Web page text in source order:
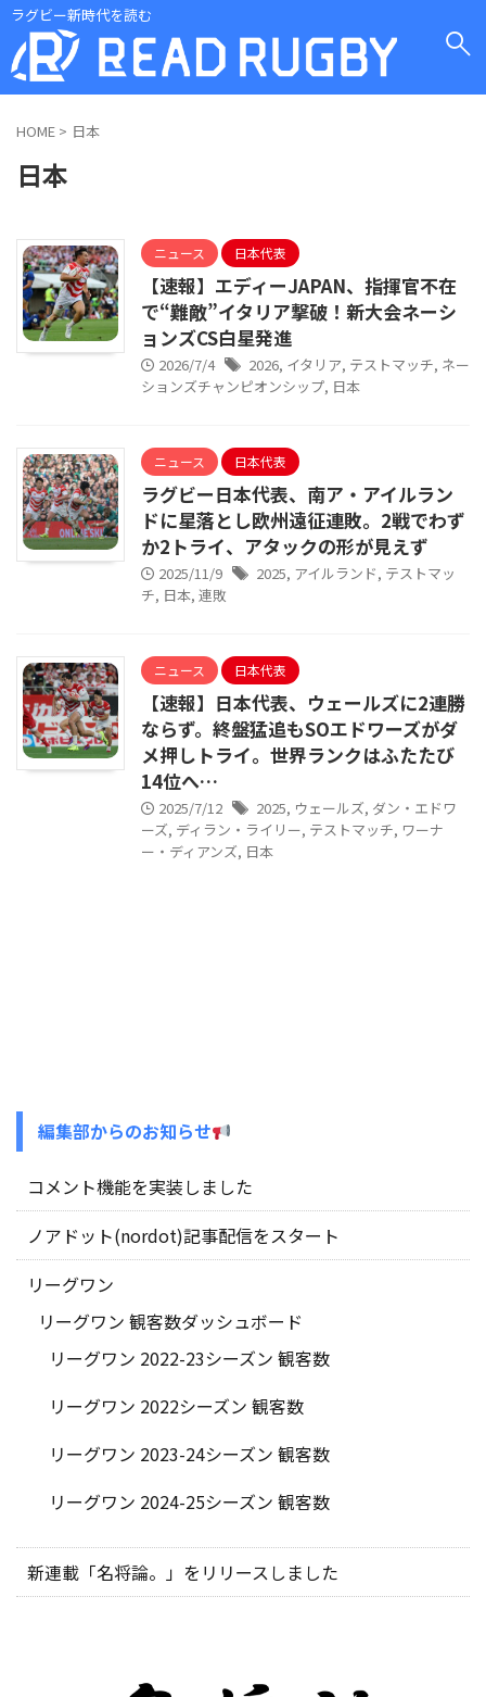
ラグビー新時代を読む
HOME > 日本
日本
ニュース 日本代表
【速報】エディーJAPAN、指揮官不在
で“難敵”イタリア撃破！新大会ネーシ
ョンズCS白星発進
2026/7/4 2026, イタリア, テストマッチ, ネー
ションズチャンピオンシップ, 日本
ニュース 日本代表
ラグビー日本代表、南ア・アイルラン
ドに星落とし欧州遠征連敗。2戦でわず
か2トライ、アタックの形が見えず
2025/11/9 2025, アイルランド, テストマッ
チ, 日本, 連敗
ニュース 日本代表
【速報】日本代表、ウェールズに2連勝
ならず。終盤猛追もSOエドワーズがダ
メ押しトライ。世界ランクはふたたび
14位へ…
2025/7/12 2025, ウェールズ, ダン・エドワ
ーズ, ディラン・ライリー, テストマッチ, ワーナ
ー・ディアンズ, 日本
編集部からのお知らせ
コメント機能を実装しました
ノアドット(nordot)記事配信をスタート
リーグワン
リーグワン 観客数ダッシュボード
リーグワン 2022-23シーズン 観客数
リーグワン 2022シーズン 観客数
リーグワン 2023-24シーズン 観客数
リーグワン 2024-25シーズン 観客数
新連載「名将論。」をリリースしました